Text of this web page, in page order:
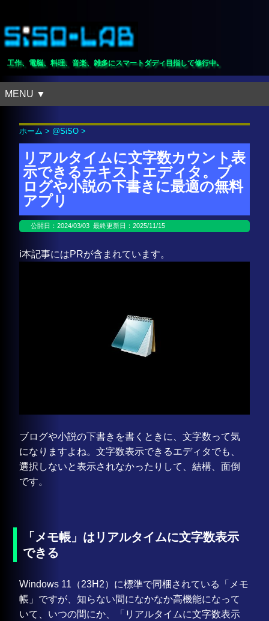
工作、電脳、料理、音楽、雑多にスマートダディ目指して修行中。
MENU ▼
ホーム > @SiSO >
リアルタイムに文字数カウント表
示できるテキストエディタ。ブ
ログや小説の下書きに最適の無料
アプリ
公開日：2024/03/03 最終更新日：2025/11/15
ℹ️本記事にはPRが含まれています。
ブログや小説の下書きを書くときに、文字数って気
になりますよね。文字数表示できるエディタでも、
選択しないと表示されなかったりして、結構、面倒
です。
「メモ帳」はリアルタイムに文字数表示
できる
Windows 11（23H2）に標準で同梱されている「メモ
帳」ですが、知らない間になかなか高機能になって
いて、いつの間にか、「リアルタイムに文字数表示